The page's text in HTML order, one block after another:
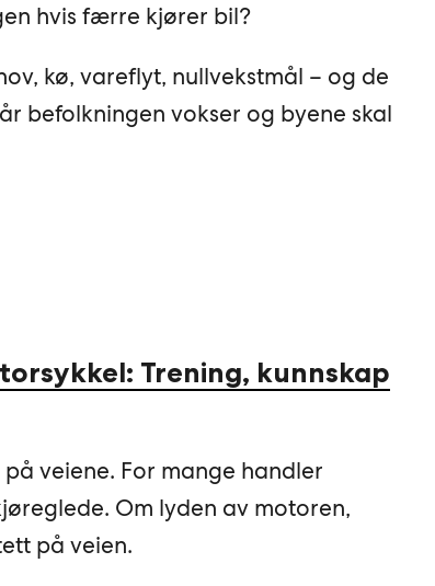
hvis færre kjører bil?
kø, vareflyt, nullvekstmål – og de
befolkningen vokser og byene skal
Trening, kunnskap
veiene. For mange handler
Om lyden av motoren,
på veien.